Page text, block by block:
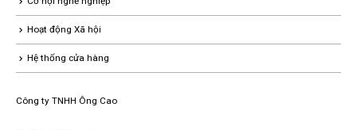
Hoạt động Xã hội
Hệ thống cửa hàng
Công ty TNHH Ông Cao